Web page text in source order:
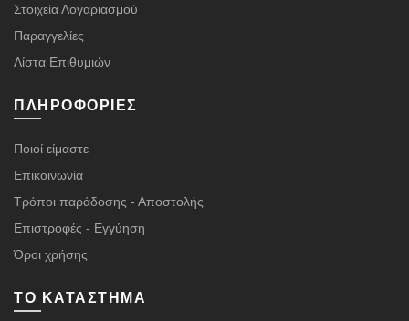
Στοιχεία Λογαριασμού
Παραγγελίες
Λίστα Επιθυμιών
ΠΛΗΡΟΦΟΡΊΕΣ
Ποιοί είμαστε
Επικοινωνία
Τρόποι παράδοσης - Αποστολής
Επιστροφές - Εγγύηση
Όροι χρήσης
ΤΟ ΚΑΤΆΣΤΗΜΑ